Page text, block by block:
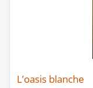
L’oasis blanche